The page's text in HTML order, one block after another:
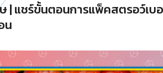
| แชร์ขั้นตอนการแพ็คสตรอว์เ
น